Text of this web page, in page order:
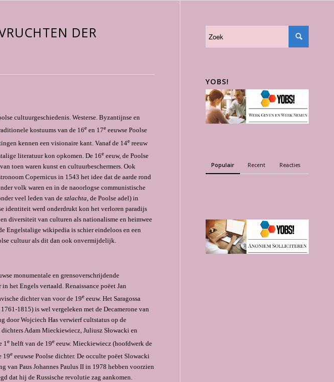
DER
cultuurgeschiedenis. Westerse. Byzantijnse en
kostuums van de 16e en 17e eeuwse Poolse
kennen een visionaire kant. Vanaf de 14e reeuw
literatuur kon opkomen. De 16e eeuw, de Poolse
toen waren kunst en cultuurbeschermers. Ook
Copernicus in 1543 het idee dat de aarde rond
volk waren en in de naoorlogse communistische
veel leden van deszlachta, de Poolse adel) in
identiteit werd onderdrukt kon het verloren paradijs
diversiteit van culturen als nationalisme en heimwee
Engelstalige wikipedia is schier eindeloos en een
cultuur als dit dan ook onvermijdelijk.
monumentale en grensoverschrijdende
het Engels vertaald. Renaissance poëet Jan
dichter van voor de 19e eeuw. Het Saragossa
1815) is wel vergeleken met de Decamerone van
door Wojciech Has verwierf cultstatus op de
Adam Mieckiewiecz, Juliusz Słowacki en
1 e helft van de 19e eeuw. Mieckiewiecz (hoofdwerk de
19e eeuwse Poolse dichter. De occulte poëet Slowacki
van Paus Johannes Paulus II in 1978 hebben voorzien
dat hij de Russische revolutie zag aankomen.
YOBS!
Populair Recent Reacties